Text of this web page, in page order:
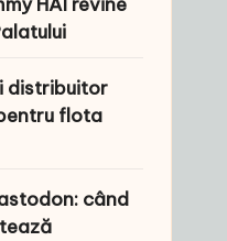
distribuitor
flota
când